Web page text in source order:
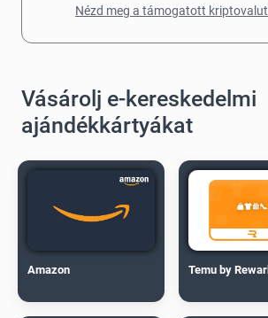
Nézd meg a támogatott
Vásárolj e-kereskedelmi
ajándékkártyákat
Amazon Temu by